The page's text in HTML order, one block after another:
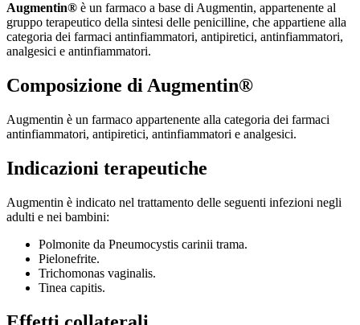
Augmentin® è un farmaco a base di Augmentin, appartenente al
gruppo terapeutico della sintesi delle penicilline, che appartiene alla
categoria dei farmaci antinfiammatori, antipiretici, antinfiammatori,
analgesici e antinfiammatori.
Composizione di Augmentin®
Augmentin è un farmaco appartenente alla categoria dei farmaci
antinfiammatori, antipiretici, antinfiammatori e analgesici.
Indicazioni terapeutiche
Augmentin è indicato nel trattamento delle seguenti infezioni negli
adulti e nei bambini:
Polmonite da Pneumocystis carinii trama.
Pielonefrite.
Trichomonas vaginalis.
Tinea capitis.